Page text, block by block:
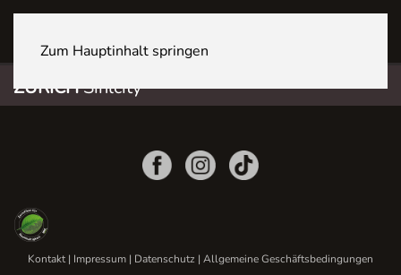
Zum Hauptinhalt springen
ZÜRICHSihlcity
Kontakt| Impressum | Datenschutz | Allgemeine Geschäftsbedingungen